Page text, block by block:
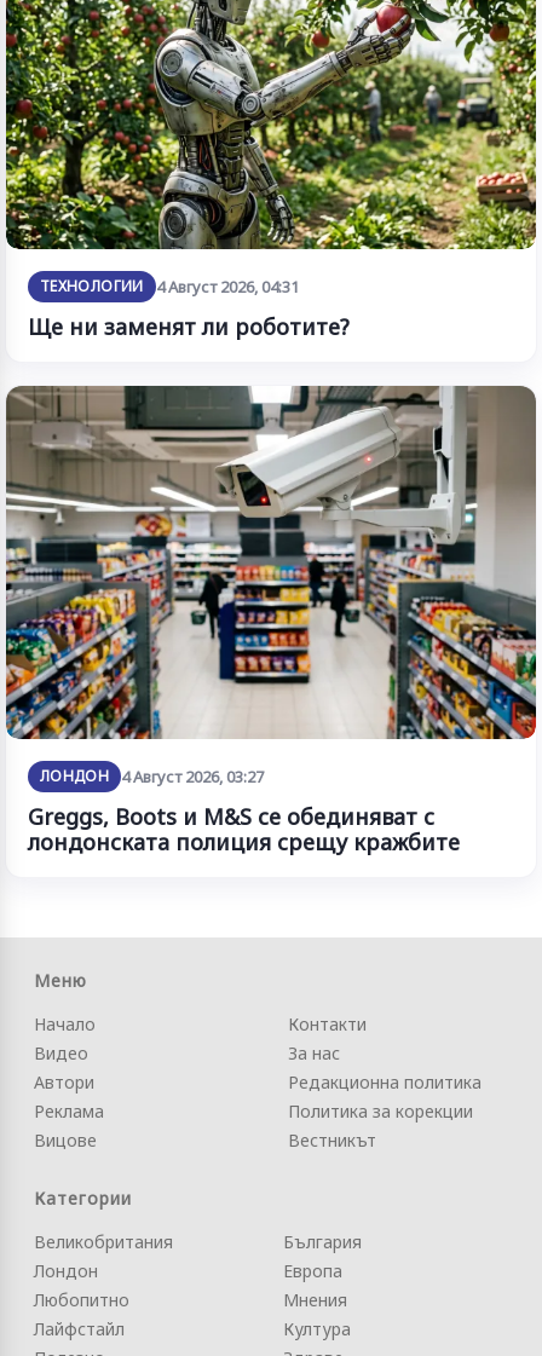
ТЕХНОЛОГИИ 4 Август 2026, 04:31
Ще ни заменят ли роботите?
ЛОНДОН 4 Август 2026, 03:27
Greggs, Boots и M&S се обединяват с
лондонската полиция срещу кражбите
Меню
Начало
Видео
Автори
Реклама
Вицове
Контакти
За нас
Редакционна политика
Политика за корекции
Вестникът
Категории
Великобритания
Лондон
Любопитно
Лайфстайл
България
Европа
Мнения
Култура